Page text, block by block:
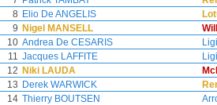
8 Elio De ANGELIS
9 Nigel MANSELL
10 Andrea De CESARIS
11 Jacques LAFFITE
12 Niki LAUDA
13 Derek WARWICK
14 Thierry BOUTSEN